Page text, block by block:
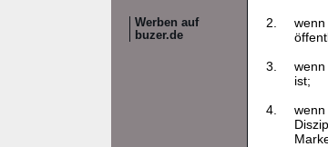
Werben auf
buzer.de
2.
3.
ist;
4.